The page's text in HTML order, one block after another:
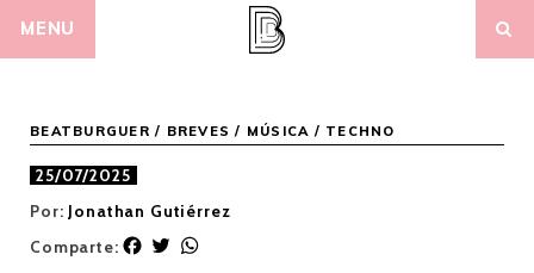
MENU
BEATBURGUER / BREVES / MÚSICA / TECHNO
25/07/2025
Por: Jonathan Gutiérrez
Comparte:
F
T